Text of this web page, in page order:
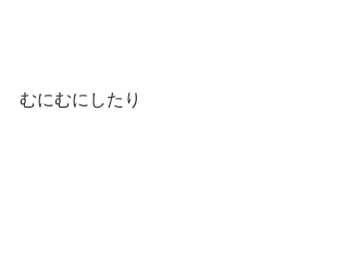
むにむにしたり